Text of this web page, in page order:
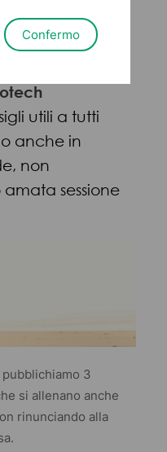
utili a tutti
anche in
non
sessione
pubblichiamo 3
si allenano anche
rinunciando alla
Confermo